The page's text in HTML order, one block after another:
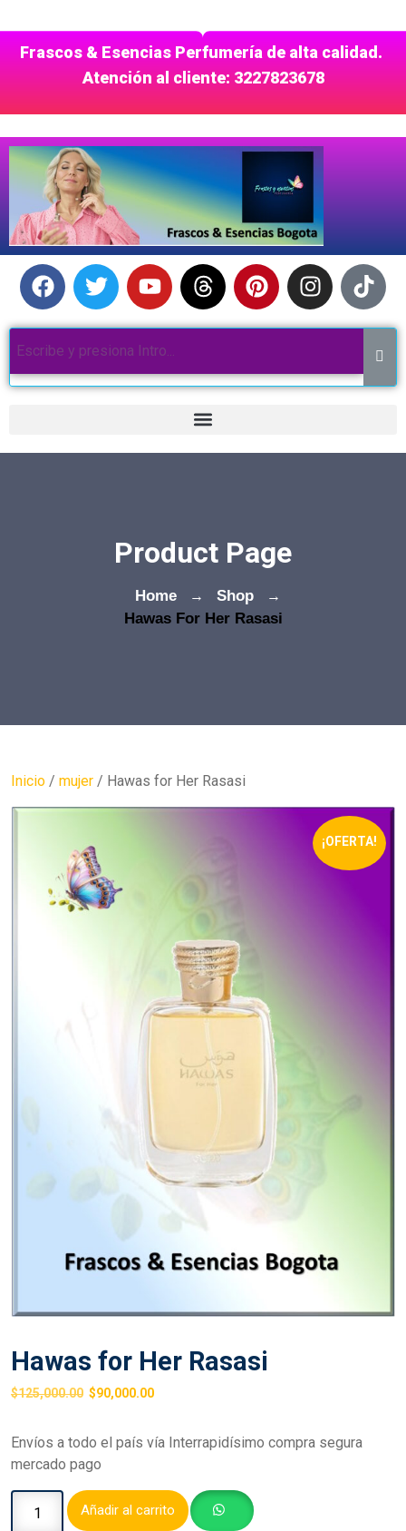
Frascos & Esencias Perfumería de alta calidad.
Atención al cliente: 3227823678
Product Page
Home → Shop
→
Hawas For Her Rasasi
Inicio / mujer / Hawas for Her Rasasi
¡OFERTA!
Hawas for Her Rasasi
$125,000.00 $90,000.00
Envíos a todo el país vía Interrapidísimo compra segura
mercado pago
Añadir al carrito